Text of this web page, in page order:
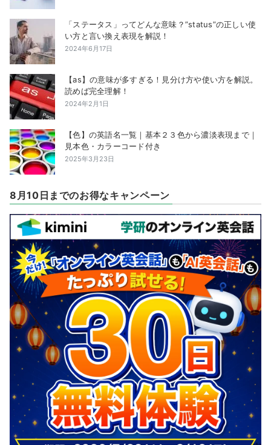
「ステータス」ってどんな意味？”status”の正しい使
い方と言い換え表現を解説！
2024年6月17日
【as】の意味が多すぎる！見分け方や使い方を解説。
読めば完全理解！
2024年2月1日
【色】の英語名一覧｜基本２３色から濃淡表現まで｜
見本色・カラーコード付き
2025年3月23日
8月10日までのお得なキャンペーン